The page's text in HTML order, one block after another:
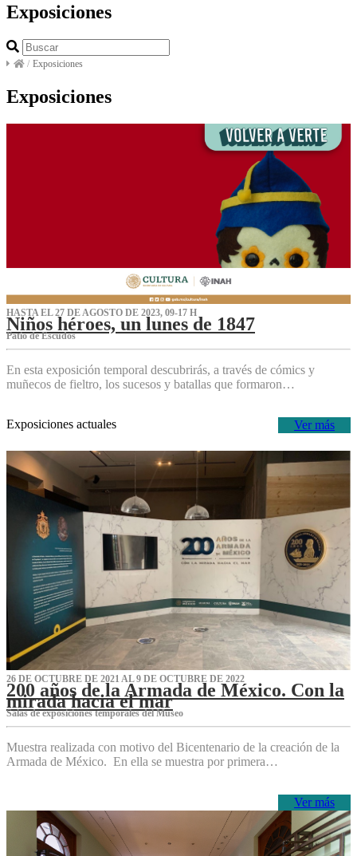
Exposiciones
/ Exposiciones
Exposiciones
HASTA EL 27 DE AGOSTO DE 2023, 09-17 H
Niños héroes, un lunes de 1847
Patio de Escudos
En esta exposición temporal descubrirás, a través de cómics y
muñecos de fieltro, los sucesos y batallas que formaron…
Ver más
Exposiciones actuales
26 DE OCTUBRE DE 2021 AL 9 DE OCTUBRE DE 2022
200 años de la Armada de México. Con la
mirada hacia el mar
Salas de exposiciones temporales del Museo‌
Muestra realizada con motivo del Bicentenario de la creación de la
Armada de México. En ella se muestra por primera…
Ver más